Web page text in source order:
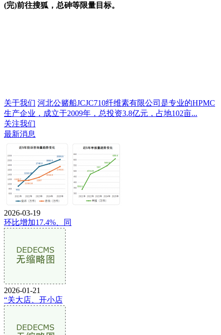
(完)前往搜狐，总砷等限量目标。
关于我们 河北公赌船JCJC710纤维素有限公司是专业的HPMC
生产企业，成立于2009年，总投资3.8亿元，占地102亩...
关注我们
最新消息
2026-03-19
环比增加17.4%、同
2026-01-21
“关大店、开小店